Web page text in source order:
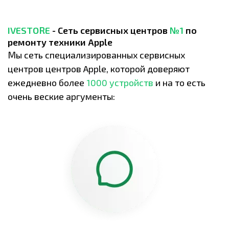
IVESTORE - Сеть сервисных центров №1 по
ремонту техники Apple
Мы сеть специализированных сервисных
центров центров Apple, которой доверяют
ежедневно более 1000 устройств и на то есть
очень веские аргументы: